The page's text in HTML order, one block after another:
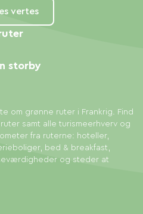
vertes
om grønne ruter i Frankrig. Find
samt alle turismeerhverv og
fra ruterne: hoteller,
bed & breakfast,
og steder at
storby